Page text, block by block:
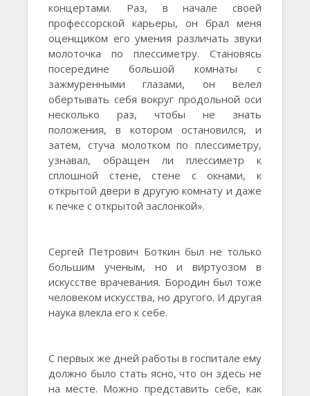
концертами. Раз, в начале своей
профессорской карьеры, он брал меня
оценщиком его умения различать звуки
молоточка по плессиметру. Становясь
посередине большой комнаты с
зажмуренными глазами, он велел
обертывать себя вокруг продольной оси
несколько раз, чтобы не знать
положения, в котором остановился, и
затем, стуча молотком по плессиметру,
узнавал, обращен ли плессиметр к
сплошной стене, стене с окнами, к
открытой двери в другую комнату и даже
к печке с открытой заслонкой».
Сергей Петрович Боткин был не только
большим ученым, но и виртуозом в
искусстве врачевания. Бородин был тоже
человеком искусства, но другого. И другая
наука влекла его к себе.
С первых же дней работы в госпитале ему
должно было стать ясно, что он здесь не
на месте. Можно представить себе, как